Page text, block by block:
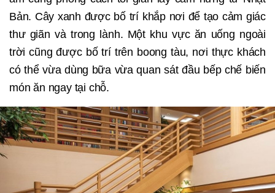
Bản. Cây xanh được bố trí khắp nơi để tạo cảm giác
thư giãn và trong lành. Một khu vực ăn uống ngoài
trời cũng được bố trí trên boong tàu, nơi thực khách
có thể vừa dùng bữa vừa quan sát đầu bếp chế biến
món ăn ngay tại chỗ.